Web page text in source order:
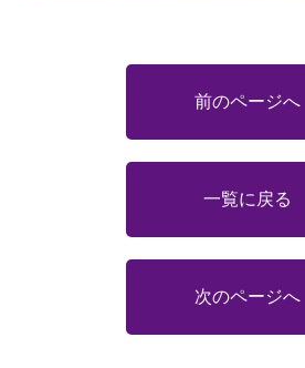
前のページへ
一覧に戻る
次のページへ